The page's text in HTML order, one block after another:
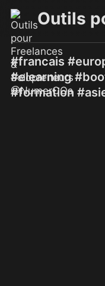
#francais
#elearning
#formation